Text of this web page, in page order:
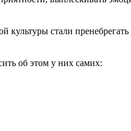
стали
об этом у них самих: